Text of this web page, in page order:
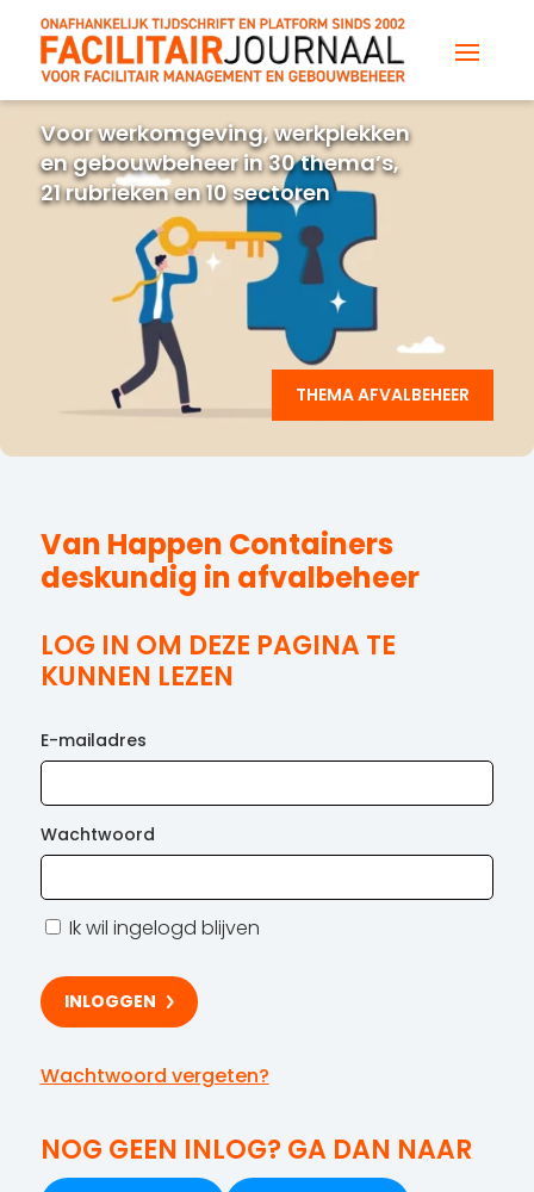
Voor werkomgeving, werkplekken
en gebouwbeheer in 30 thema’s,
21 rubrieken en 10 sectoren
THEMA AFVALBEHEER
Van Happen Containers
deskundig in afvalbeheer
LOG IN OM DEZE PAGINA TE
KUNNEN LEZEN
E-mailadres
Wachtwoord
Ik wil ingelogd blijven
Wachtwoord vergeten?
NOG GEEN INLOG? GA DAN NAAR